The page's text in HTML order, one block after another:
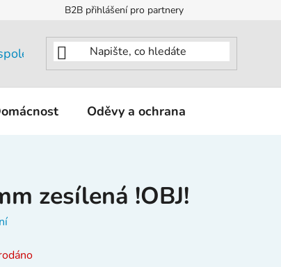
B2B přihlášení pro partnery
Oděvy a ochrana
zesílená !OBJ!